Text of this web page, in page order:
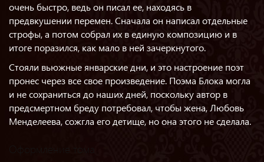
очень быстро, ведь он писал ее, находясь в
предвкушении перемен. Сначала он написал отдельные
строфы, а потом собрал их в единую композицию и в
итоге поразился, как мало в ней зачеркнутого.
Стояли вьюжные январские дни, и это настроение поэт
пронес через все свое произведение. Поэма Блока могла
и не сохраниться до наших дней, поскольку автор в
предсмертном бреду потребовал, чтобы жена, Любовь
Менделеева, сожгла его детище, но она этого не сделала.